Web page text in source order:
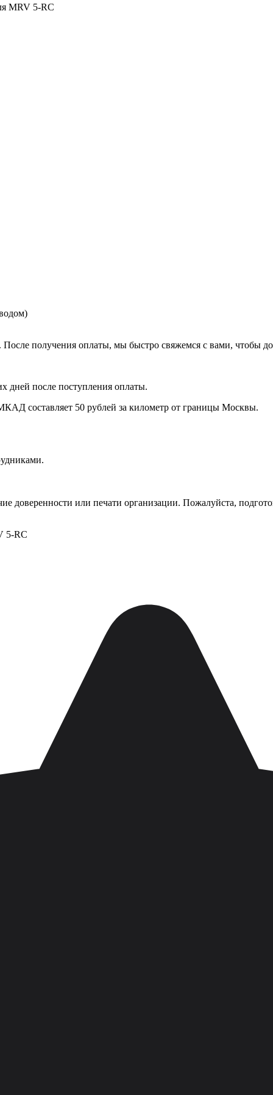
получения оплаты, мы быстро свяжемся с вами, чтобы
дней после поступления оплаты.
составляет 50 рублей за километр от границы Москвы.
доверенности или печати организации. Пожалуйста,
5-RC